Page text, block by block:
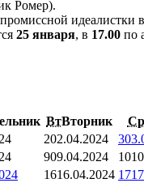
Ромер).
25 января, в 17.00 по
ВтВторник Ср
202.04.2024 3
909.04.2024 10
1616.04.2024 17